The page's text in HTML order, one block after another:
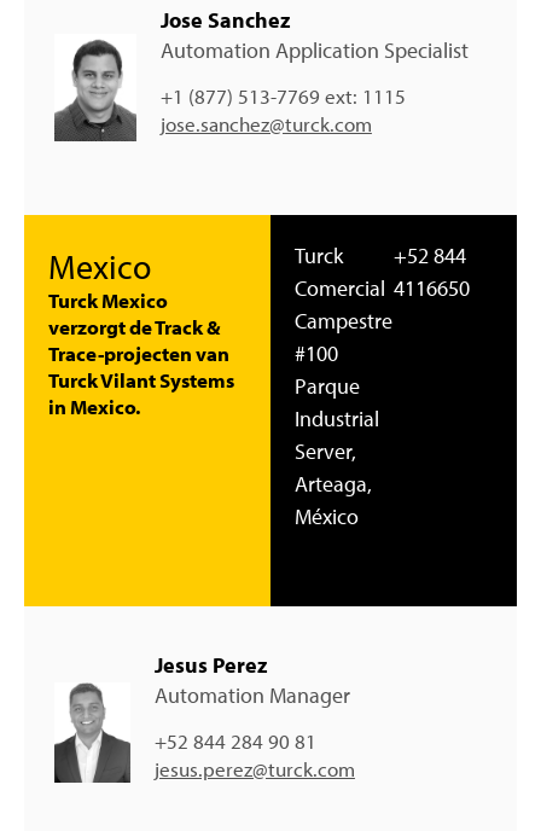
Jose Sanchez
Automation Application Specialist
+1 (877) 513-7769 ext: 1115
jose.sanchez@turck.com
Mexico
Turck Mexico
verzorgt de Track &
Trace-projecten van
Turck Vilant Systems
in Mexico.
Turck
Comercial
Campestre
#100
Parque
Industrial
Server,
Arteaga,
México
+52 844
4116650
Jesus Perez
Automation Manager
+52 844 284 90 81
jesus.perez@turck.com